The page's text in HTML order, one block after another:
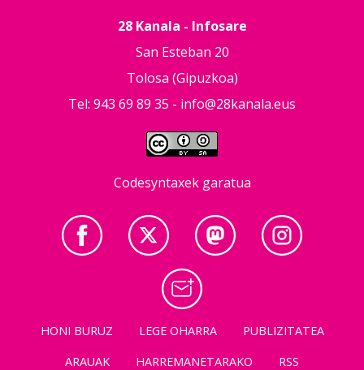
28 Kanala - Infosare
San Esteban 20
Tolosa (Gipuzkoa)
Tel: 943 69 89 35 - info@28kanala.eus
Codesyntaxek garatua
HONI BURUZ LEGE OHARRA
PUBLIZITATEA
ARAUAK
HARREMANETARAKO RSS